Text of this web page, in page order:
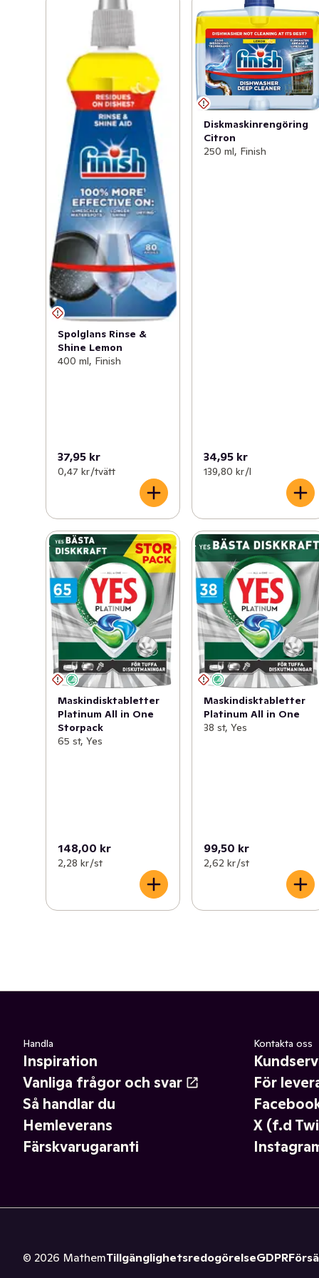
pressade Finish-disktabletterna**. Kapslarna kommer i
ett omslag som löses upp under diskprogrammet. För
optimalt resultat, använd Ultimate All in 1
maskindiskkapslar tillsammans med Finish tillbehör.
* Rengörande ingredienser jämfört med Finish Power.
**I jämförelse med Finish Power.
Spolglans Rinse &
Shine Lemon
400 ml, Finish
37,95 kr
0,47 kr /tvätt
Diskmaskinrengöring
Citron
250 ml, Finish
34,95 kr
139,80 kr /l
Maskindisktabletter
Platinum All in One
Storpack
65 st, Yes
148,00 kr
2,28 kr /st
Maskindisktabletter
Platinum All in One
38 st, Yes
99,50 kr
2,62 kr /st
Handla
Inspiration
Vanliga frågor och svar
Så handlar du
Hemleverans
Färskvarugaranti
Kontakta oss
För
X (f.d
© 2026 MathemTillgänglighetsredogörelseGDPR